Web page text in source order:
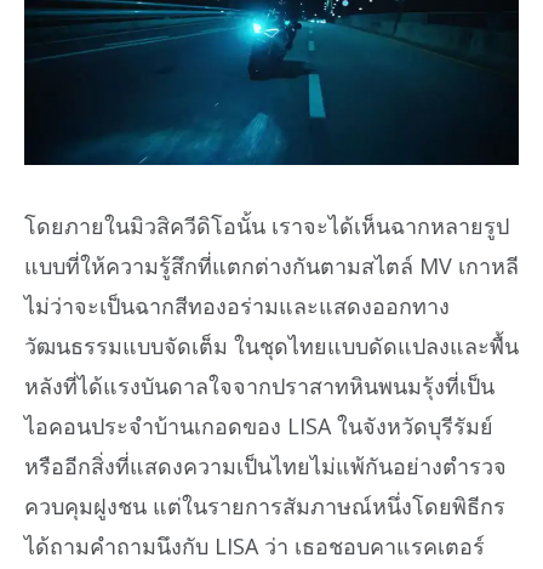
โดยภายในมิวสิควีดิโอนั้น เราจะได้เห็นฉากหลายรูป
แบบที่ให้ความรู้สึกที่แตกต่างกันตามสไตล์ MV เกาหลี
ไม่ว่าจะเป็นฉากสีทองอร่ามและแสดงออกทาง
วัฒนธรรมแบบจัดเต็ม ในชุดไทยแบบดัดแปลงและพื้น
หลังที่ได้แรงบันดาลใจจากปราสาทหินพนมรุ้งที่เป็น
ไอคอนประจำบ้านเกอดของ LISA ในจังหวัดบุรีรัมย์
หรืออีกสิ่งที่แสดงความเป็นไทยไม่แพ้กันอย่างตำรวจ
ควบคุมฝูงชน แต่ในรายการสัมภาษณ์หนึ่งโดยพิธีกร
ได้ถามคำถามนึงกับ LISA ว่า เธอชอบคาแรคเตอร์